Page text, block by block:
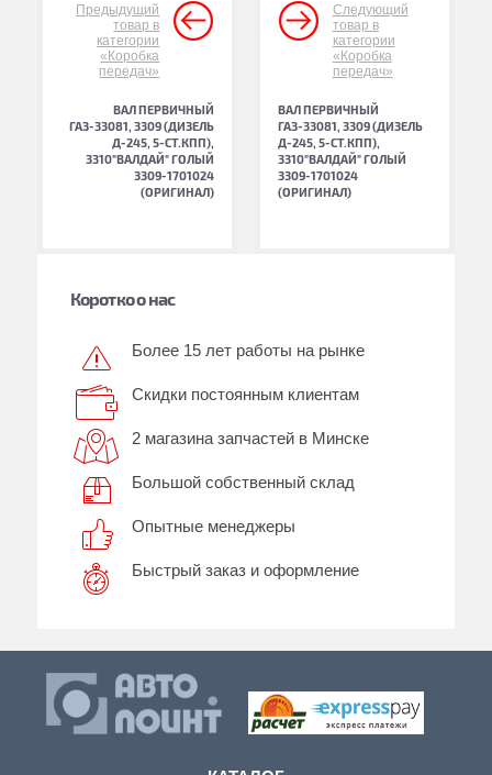
Предыдущий
товар в
категории
«Коробка
передач»
ВАЛ ПЕРВИЧНЫЙ
ГАЗ-33081, 3309 (ДИЗЕЛЬ
Д-245, 5-СТ.КПП),
3310"ВАЛДАЙ" ГОЛЫЙ
3309-1701024
(ОРИГИНАЛ)
Следующий
товар в
категории
«Коробка
передач»
ВАЛ ПЕРВИЧНЫЙ
ГАЗ-33081, 3309 (ДИЗЕЛЬ
Д-245, 5-СТ.КПП),
3310"ВАЛДАЙ" ГОЛЫЙ
3309-1701024
(ОРИГИНАЛ)
Коротко о нас
Более 15 лет работы на рынке
Скидки постоянным клиентам
2 магазина запчастей в Минске
Большой собственный склад
Опытные менеджеры
Быстрый заказ и оформление